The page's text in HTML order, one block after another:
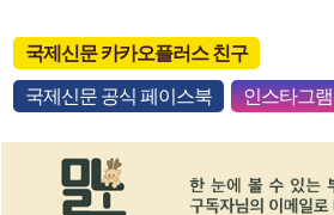
국제신문 카카오플러스 친구
국제신문 공식 페이스북 인스타그램